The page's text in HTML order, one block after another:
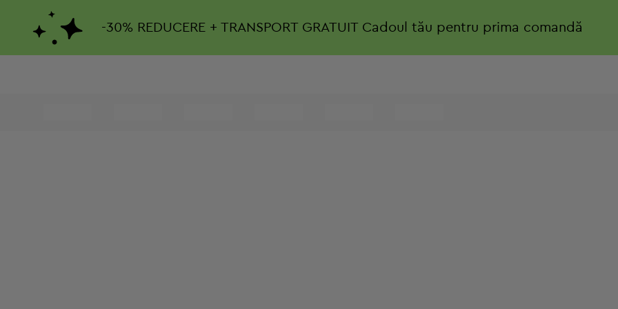
-30% REDUCERE + TRANSPORT GRATUITCadoul tău pentru prima comandă